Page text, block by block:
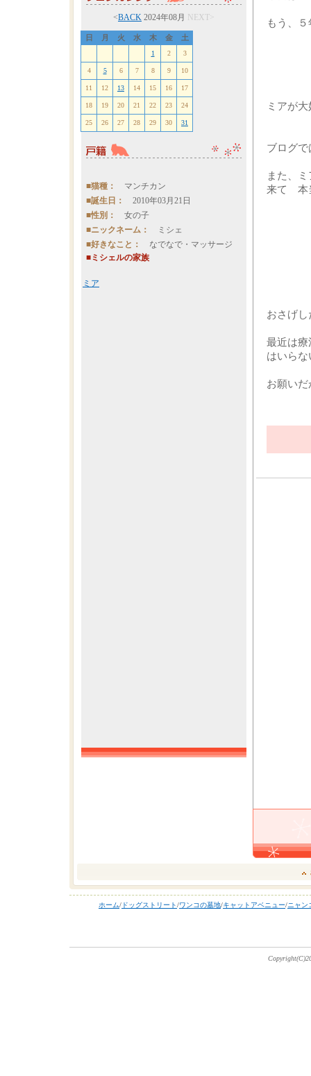
<BACK 2024年08月 NEXT>
日 月 火 水 木 金 土
1 2 3
4 5 6 7 8 9 10
11 12 13 14 15 16 17
18 19 20 21 22 23 24
25 26 27 28 29 30 31
■猫種： マンチカン
■誕生日： 2010年03月21日
■性別： 女の子
■ニックネーム：
ミシェ
■好きなこと： なでなで・マッサージ
■ミシェルの家族
ミア
もう、
ミアが
ブログ
また、
来て 本
おさげ
最近は療
はいら
お願い
ホーム/ ドッグストリート/ワンコの墓地/キャットアベニュー/ニャン